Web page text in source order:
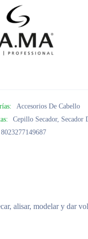
Accesorios De Cabello
Cepillo Secador, Secador
8023277149687
alisar, modelar y dar